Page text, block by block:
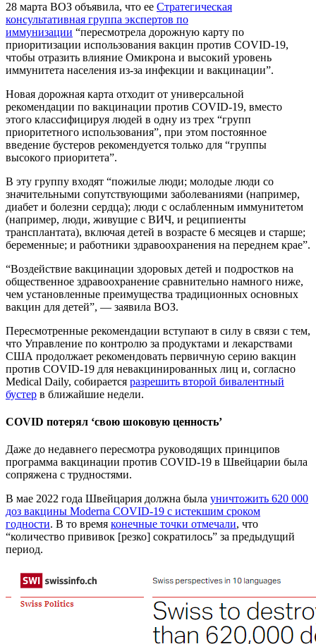
28 марта ВОЗ объявила, что ее Стратегическая
консультативная группа экспертов по
иммунизации “пересмотрела дорожную карту по
приоритизации использования вакцин против COVID-19,
чтобы отразить влияние Омикрона и высокий уровень
иммунитета населения из-за инфекции и вакцинации”.
Новая дорожная карта отходит от универсальной
рекомендации по вакцинации против COVID-19, вместо
этого классифицируя людей в одну из трех “групп
приоритетного использования”, при этом постоянное
введение бустеров рекомендуется только для “группы
высокого приоритета”.
В эту группу входят “пожилые люди; молодые люди со
значительными сопутствующими заболеваниями (например,
диабет и болезни сердца); люди с ослабленным иммунитетом
(например, люди, живущие с ВИЧ, и реципиенты
трансплантата), включая детей в возрасте 6 месяцев и старше;
беременные; и работники здравоохранения на переднем крае”.
“Воздействие вакцинации здоровых детей и подростков на
общественное здравоохранение сравнительно намного ниже,
чем установленные преимущества традиционных основных
вакцин для детей”, — заявила ВОЗ.
Пересмотренные рекомендации вступают в силу в связи с тем,
что Управление по контролю за продуктами и лекарствами
США продолжает рекомендовать первичную серию вакцин
против COVID-19 для невакцинированных лиц и, согласно
Medical Daily, собирается разрешить второй бивалентный
бустер в ближайшие недели.
COVID потерял ‘свою шоковую ценность’
Даже до недавнего пересмотра руководящих принципов
программа вакцинации против COVID-19 в Швейцарии была
сопряжена с трудностями.
В мае 2022 года Швейцария должна была уничтожить 620 000
доз вакцины Moderna COVID-19 с истекшим сроком
годности. В то время конечные точки отмечали, что
“количество прививок [резко] сократилось” за предыдущий
период.